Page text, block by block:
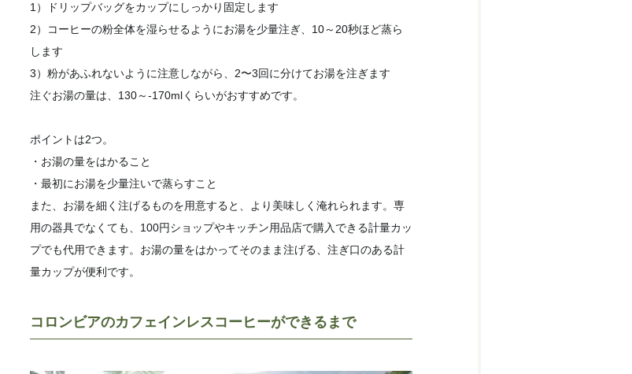
1）ドリップバッグをカップにしっかり固定します
2）コーヒーの粉全体を湿らせるようにお湯を少量注ぎ、10～20秒ほど蒸ら
します
3）粉があふれないように注意しながら、2〜3回に分けてお湯を注ぎます
注ぐお湯の量は、130～-170mlくらいがおすすめです。
ポイントは2つ。
・お湯の量をはかること
・最初にお湯を少量注いで蒸らすこと
また、お湯を細く注げるものを用意すると、より美味しく淹れられます。専
用の器具でなくても、100円ショップやキッチン用品店で購入できる計量カッ
プでも代用できます。お湯の量をはかってそのまま注げる、注ぎ口のある計
量カップが便利です。
コロンビアのカフェインレスコーヒーができるまで